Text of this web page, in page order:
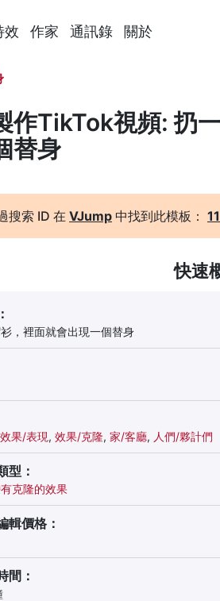
效 作家 通訊錄 關於
作TikTok視頻: 扔
替身
搜索 ID 在 VJump 中找到此模板：
快速
，裡面就會出現一個替身
效果/表現, 效果/克隆, 家/客廳, 人們/夥計們
型：
克隆的效果
輯價格：
間：